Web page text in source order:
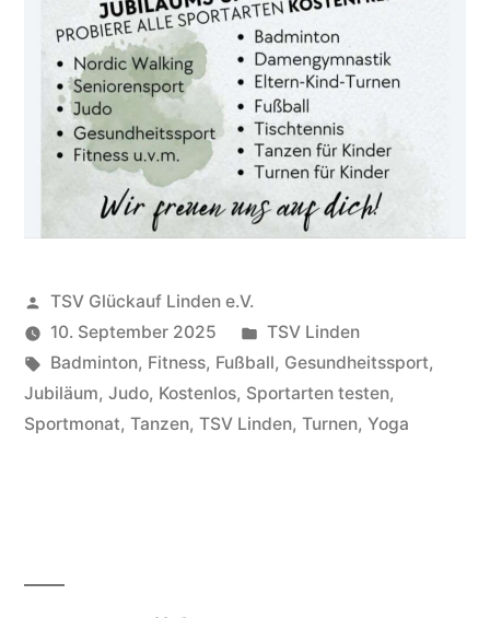
Veröffentlicht
von
TSV Glückauf Linden e.V.
10. September 2025
Veröffentlicht
unter
TSV Linden
Schlagwörter:
Badminton, Fitness, Fußball, Gesundheitssport,
Jubiläum, Judo, Kostenlos, Sportarten testen,
Sportmonat, Tanzen, TSV Linden, Turnen, Yoga